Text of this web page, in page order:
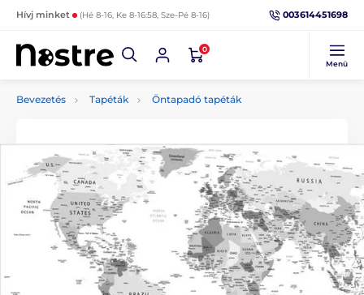
Hívj minket (Hé 8-16, Ke 8-16:58, Sze-Pé 8-16) 003614451698
0
Menü
Bevezetés Tapéták Öntapadó tapéták